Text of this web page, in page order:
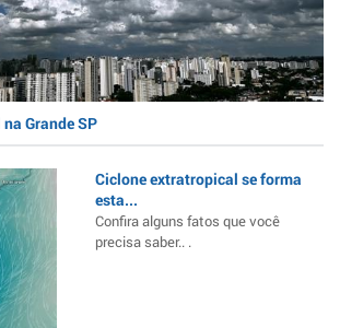
Grande SP
Ciclone extratropical se forma
esta...
Confira alguns fatos que você
precisa saber.. .